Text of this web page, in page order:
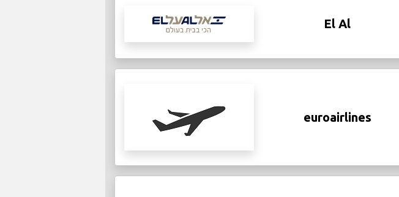
El Al
euroairlines